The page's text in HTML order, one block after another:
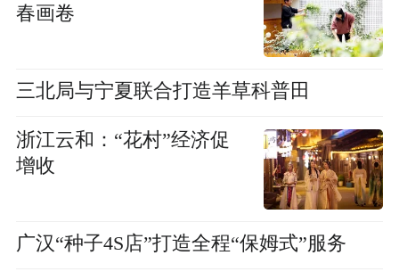
春画卷
三北局与宁夏联合打造羊草科普田
浙江云和：“花村”经济促
增收
广汉“种子4S店”打造全程“保姆式”服务